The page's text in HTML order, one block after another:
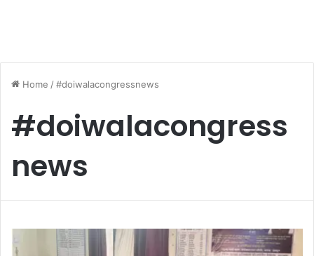
Home /#doiwalacongressnews
#doiwalacongress
news